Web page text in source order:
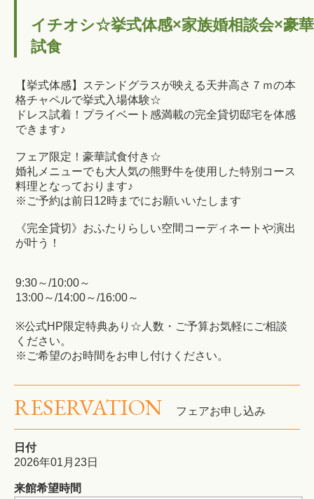
イチオシ☆挙式体感×家族婚相談会×豪華
試食
【挙式体感】ステンドグラスが映える天井高さ７ｍの本
格チャペルで挙式入場体験☆
ドレス試着！プライベート感満載の完全貸切邸宅を体感
できます♪
フェア限定！豪華試食付き☆
婚礼メニューでも大人気の熊野牛を使用した特別コース
料理となっております♪
※ご予約は前日12時までにお願いいたします
《完全貸切》おふたりらしい空間コーディネートや演出
が叶う！
9:30～/10:00～
13:00～/14:00～/16:00～
※公式HP限定特典あり☆人数・ご予算お気軽にご相談
ください。
※ご希望のお時間をお申し付けください。
RESERVATION フェアお申し込み
日付
2026年01月23日
来館希望時間